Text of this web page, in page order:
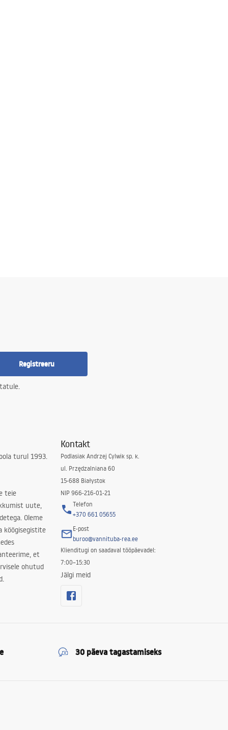
Registreeru
turul 1993.
teie
uute,
Oleme
köögisegistite
et
ohutud
Kontakt
Podlasiak Andrzej Cylwik sp. k.
ul. Przędzalniana 60
15-688 Białystok
NIP 966-216-01-21
Telefon
+370 661 05655
E-post
buroo@vannituba-rea.ee
Klienditugi on saadaval tööpäevadel:
7:00–15:30
Jälgi meid
30 päeva tagastamiseks